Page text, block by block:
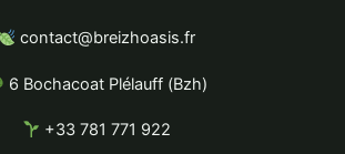
contact@breizhoasis.fr
6 Bochacoat Plélauff (Bzh)
+33 781 771 922